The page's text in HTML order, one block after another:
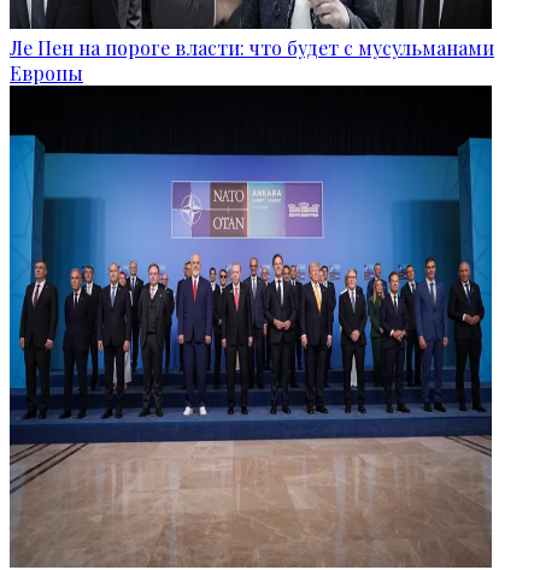
Ле Пен на пороге власти: что будет с мусульманами
Европы